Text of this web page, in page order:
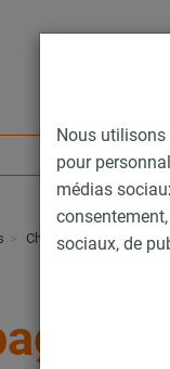
Nous utilisons
pour
médias
sociaux, de
Cheville Mupagrip